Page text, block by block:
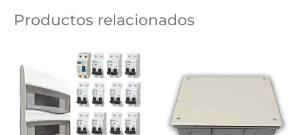
Productos relacionados